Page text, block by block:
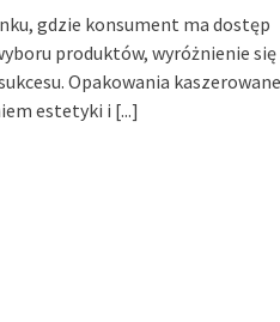
gdzie konsument ma dostęp
produktów, wyróżnienie się
Opakowania
estetyki i [...]